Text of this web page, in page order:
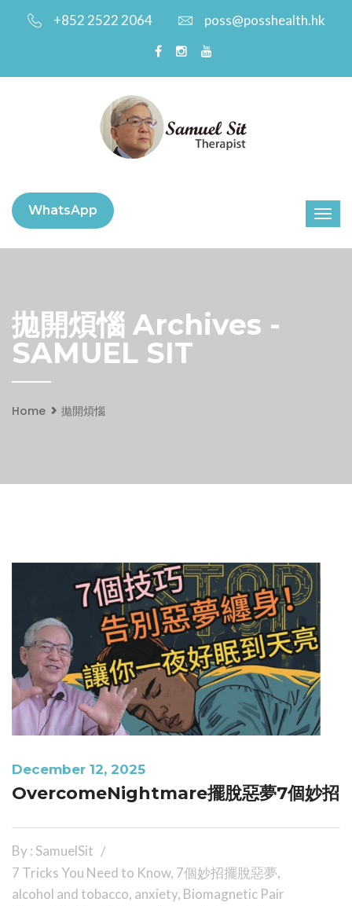
+852 2522 2064 poss@posshealth.hk
WhatsApp
拋開煩惱 Archives -
SAMUEL SIT
Home 拋開煩惱
December 12, 2025
OvercomeNightmare擺脫惡夢7個妙招
By : SamuelSit
7 Tricks You Need to Know, 7個妙招擺脫惡夢,
alcohol and tobacco, anxiety, Biomagnetic Pair